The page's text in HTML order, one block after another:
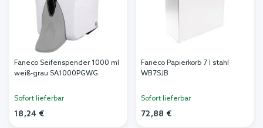
Faneco Seifenspender 1000 ml
weiß-grau SA1000PGWG
Sofort lieferbar
18,24 €
Faneco Papierkorb 7 l stahl
WB7SJB
Sofort lieferbar
72,88 €